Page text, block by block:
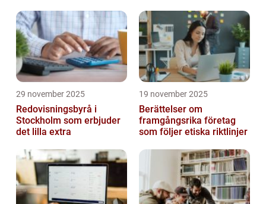
29 november 2025
Redovisningsbyrå i
Stockholm som erbjuder
det lilla extra
19 november 2025
Berättelser om
framgångsrika företag
som följer etiska riktlinjer